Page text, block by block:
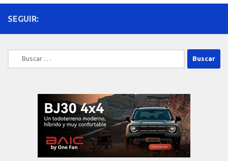
SEGUIR:
Buscar: